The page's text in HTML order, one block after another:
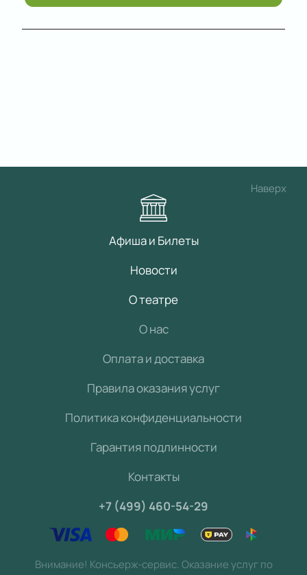
Наверх
Афиша и Билеты
Новости
О театре
О нас
Оплата и доставка
Правила оказания услуг
Политика конфиденциальности
Гарантия подлинности
Контакты
+7 (499) 460-54-29
Внимание! Консьерж-сервис. Оказание услуг по